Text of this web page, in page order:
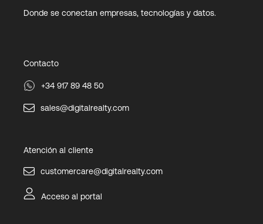
Donde se conectan empresas, tecnologías y datos.
Contacto
+34 917 89 48 50
sales@digitalrealty.com
Atención al cliente
customercare@digitalrealty.com
Acceso al portal